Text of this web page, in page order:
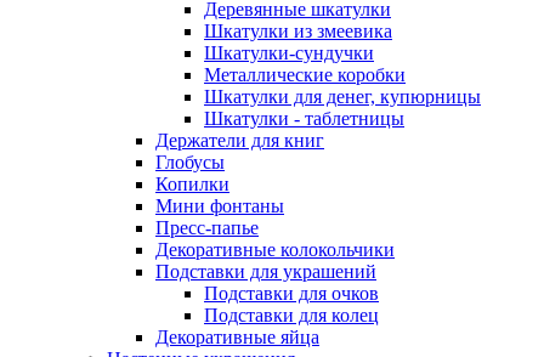
Деревянные шкатулки
Шкатулки из змеевика
Шкатулки-сундучки
Металлические коробки
Шкатулки для денег, купюрницы
Шкатулки - таблетницы
Держатели для книг
Глобусы
Копилки
Мини фонтаны
Пресс-папье
Декоративные колокольчики
Подставки для украшений
Подставки для очков
Подставки для колец
Декоративные яйца